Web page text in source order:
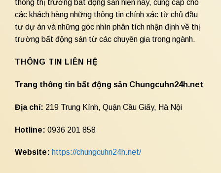
thông thị trường bất động sản hiện nay, cung cấp cho
các khách hàng những thông tin chính xác từ chủ đầu
tư dự án và những góc nhìn phân tích nhận định về thị
trường bất động sản từ các chuyên gia trong ngành.
THÔNG TIN LIÊN HỆ
Trang thông tin bất động sản Chungcuhn24h.net
Địa chỉ: 219 Trung Kính, Quận Cầu Giấy, Hà Nội
Hotline: 0936 201 858
Website: https://chungcuhn24h.net/